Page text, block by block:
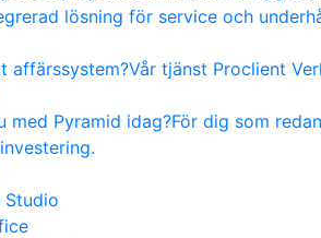
lösning för service och
affärssystem?Vår tjänst Proclient
med Pyramid idag?För dig som
Studio